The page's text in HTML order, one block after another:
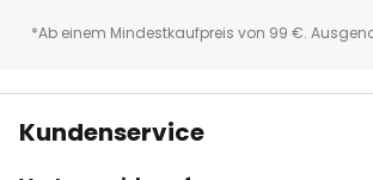
*Ab einem Mindestkaufpreis von 99 €.
Kundenservice